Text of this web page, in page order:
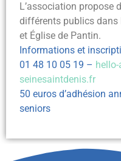
L’association propose
différents publics dans
et Église de Pantin.
Informations et
01 48 10 05 19 –
seinesaintdenis.fr
50 euros d’adhésion
seniors